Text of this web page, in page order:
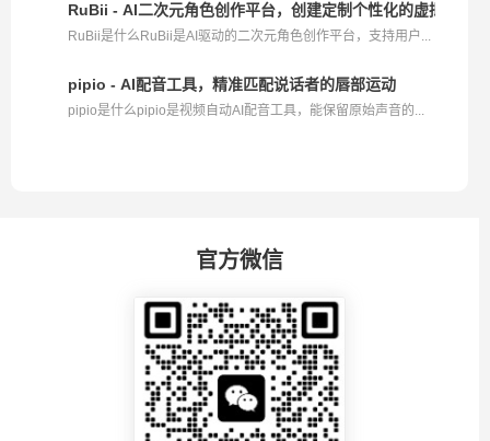
RuBii - AI二次元角色创作平台，创建定制个性化的虚拟角色
RuBii是什么RuBii是AI驱动的二次元角色创作平台，支持用户...
pipio - AI配音工具，精准匹配说话者的唇部运动
pipio是什么pipio是视频自动AI配音工具，能保留原始声音的...
官方微信